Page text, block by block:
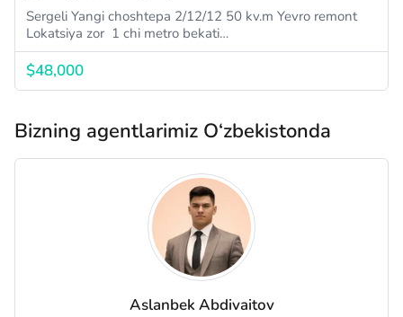
Sergeli Yangi choshtepa 2/12/12 50 kv.m Yevro remont
Lokatsiya zor 1 chi metro bekati…
$48,000
Bizning agentlarimiz O‘zbekistonda
Aslanbek Abdivaitov